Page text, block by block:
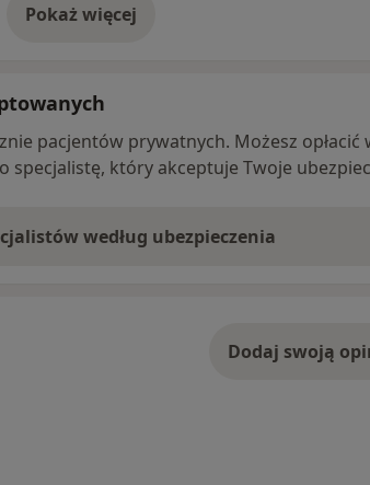
Pokaż więcej
o adresie
pacjentów prywatnych. Możesz opłacić
specjalistę, który akceptuje Twoje
według ubezpieczenia
Dodaj swoją